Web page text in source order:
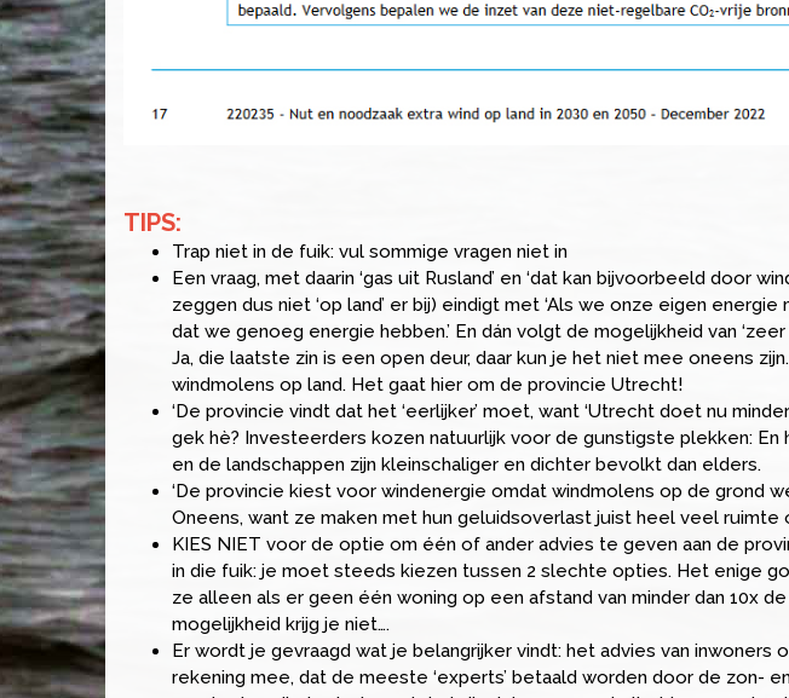
TIPS:
Trap niet in de fuik: vul sommige vragen niet in
Een vraag, met daarin ‘gas uit Rusland’ en ‘dat kan bijvoorbeeld door
zeggen dus niet ‘op land’ er bij) eindigt met ‘Als we onze eigen
dat we genoeg energie hebben.’ En dán volgt de mogelijkheid van
Ja, die laatste zin is een open deur, daar kun je het niet mee oneens
windmolens op land. Het gaat hier om de provincie Utrecht!
‘De provincie vindt dat het ‘eerlijker’ moet, want ‘Utrecht doet nu
gek hè? Investeerders kozen natuurlijk voor de gunstigste plekken: En
en de landschappen zijn kleinschaliger en dichter bevolkt dan elders.
‘De provincie kiest voor windenergie omdat windmolens op de grond
Oneens, want ze maken met hun geluidsoverlast juist heel veel ruimte
KIES NIET voor de optie om één of ander advies te geven aan de
in die fuik: je moet steeds kiezen tussen 2 slechte opties. Het enige
ze alleen als er geen één woning op een afstand van minder dan 10x
mogelijkheid krijg je niet….
Er wordt je gevraagd wat je belangrijker vindt: het advies van inwoners
rekening mee, dat de meeste ‘experts’ betaald worden door de zon-